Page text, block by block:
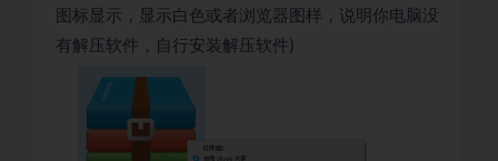
图标显示，显示白色或者浏览器图样，说明你电脑没
有解压软件，自行安装解压软件)